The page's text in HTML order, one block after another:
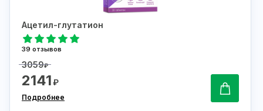
Ацетил-глутатион
39 отзывов
3059₽
2141₽
Подробнее